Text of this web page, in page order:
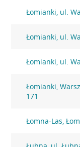
Łomianki, ul.
Łomianki, ul.
Łomianki, ul.
Łomianki,
171
Łomna-Las,